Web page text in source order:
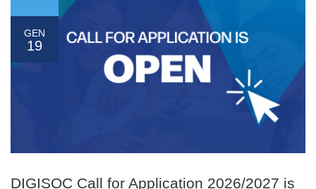
GEN
19
DIGISOC Call for Application 2026/2027 is